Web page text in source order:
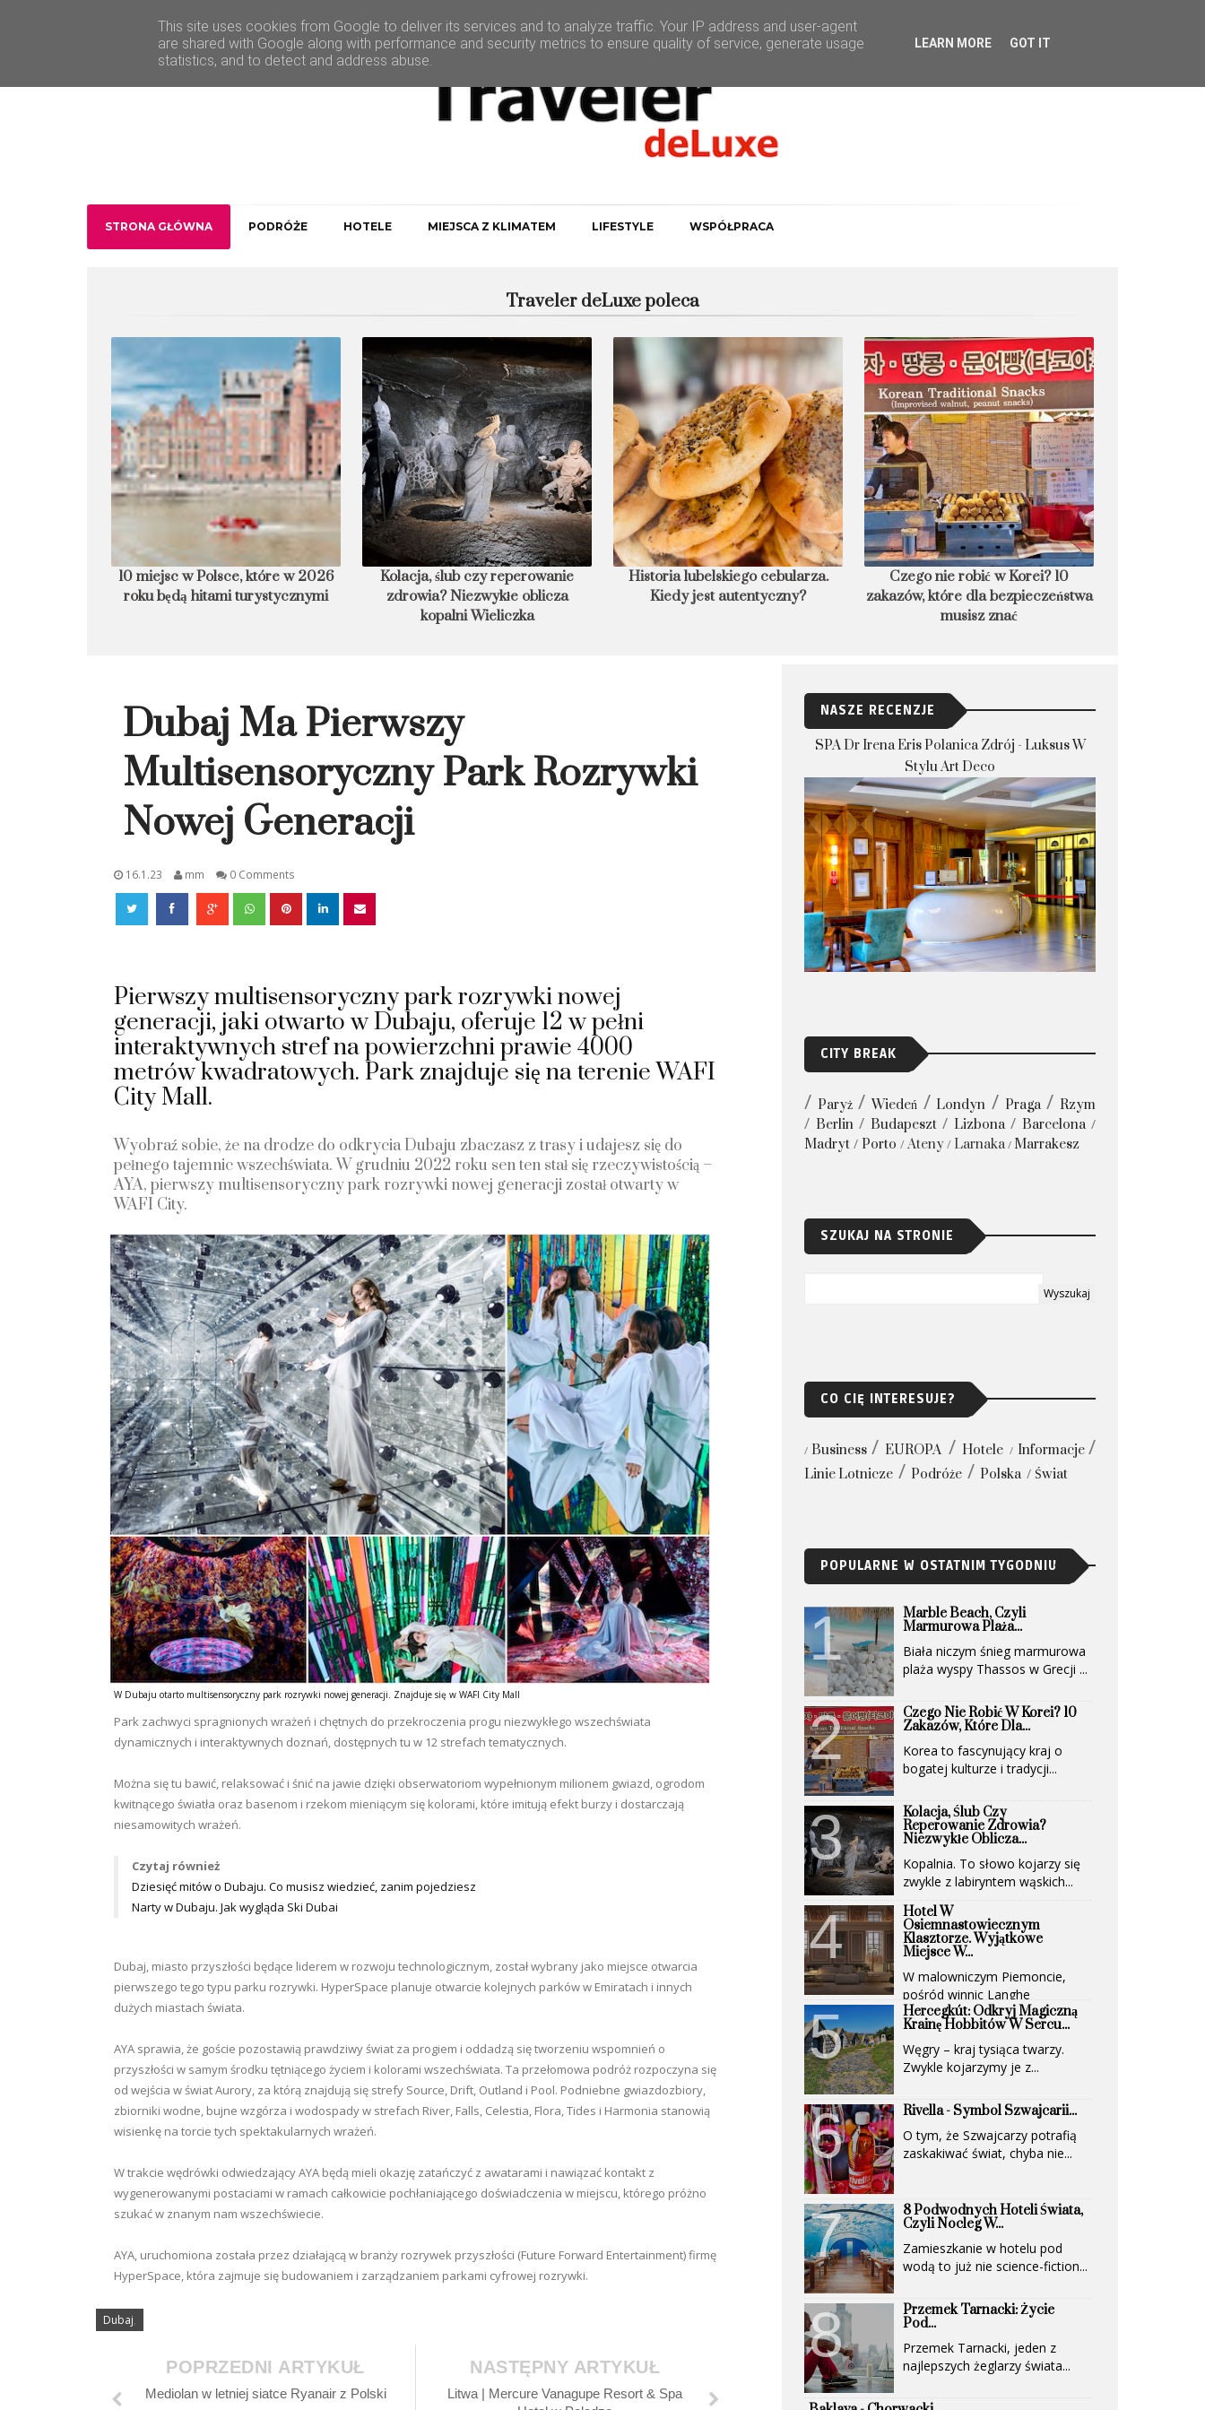
O Traveler deLuxe
STRONA GŁÓWNA PODRÓŻE HOTELE MIEJSCA Z KLIMATEM LIFESTYLE WSPÓŁPRACA
Traveler deLuxe poleca
10 miejsc w Polsce, które w 2026
roku będą hitami turystycznymi
Kolacja, ślub czy reperowanie
zdrowia? Niezwykłe oblicza
kopalni Wieliczka
Historia lubelskiego cebularza.
Kiedy jest autentyczny?
Czego nie robić w Korei? 10
zakazów, które dla bezpieczeństwa
musisz znać
Dubaj,
Dubaj Ma Pierwszy
Multisensoryczny Park Rozrywki
Nowej Generacji
16.1.23 mm 0 Comments
Pierwszy multisensoryczny park rozrywki nowej
generacji, jaki otwarto w Dubaju, oferuje 12 w pełni
interaktywnych stref na powierzchni prawie 4000
metrów kwadratowych. Park znajduje się na terenie WAFI
City Mall.
Wyobraź sobie, że na drodze do odkrycia Dubaju zbaczasz z trasy i udajesz się do
pełnego tajemnic wszechświata. W grudniu 2022 roku sen ten stał się rzeczywistością –
AYA, pierwszy multisensoryczny park rozrywki nowej generacji został otwarty w
WAFI City.
W Dubaju otarto multisensoryczny park rozrywki nowej generacji. Znajduje się w WAFI City Mall
Park zachwyci spragnionych wrażeń i chętnych do przekroczenia progu niezwykłego wszechświata
dynamicznych i interaktywnych doznań, dostępnych tu w 12 strefach tematycznych.
Można się tu bawić, relaksować i śnić na jawie dzięki obserwatoriom wypełnionym milionem gwiazd, ogrodom
kwitnącego światła oraz basenom i rzekom mieniącym się kolorami, które imitują efekt burzy i dostarczają
niesamowitych wrażeń.
Czytaj również
Dziesięć mitów o Dubaju. Co musisz wiedzieć, zanim pojedziesz
Narty w Dubaju. Jak wygląda Ski Dubai
Dubaj, miasto przyszłości będące liderem w rozwoju technologicznym, został wybrany jako miejsce otwarcia
pierwszego tego typu parku rozrywki. HyperSpace planuje otwarcie kolejnych parków w Emiratach i innych
dużych miastach świata.
AYA sprawia, że goście pozostawią prawdziwy świat za progiem i oddadzą się tworzeniu wspomnień o
przyszłości w samym środku tętniącego życiem i kolorami wszechświata. Ta przełomowa podróż rozpoczyna się
od wejścia w świat Aurory, za którą znajdują się strefy Source, Drift, Outland i Pool. Podniebne gwiazdozbiory,
zbiorniki wodne, bujne wzgórza i wodospady w strefach River, Falls, Celestia, Flora, Tides i Harmonia stanowią
wisienkę na torcie tych spektakularnych wrażeń.
W trakcie wędrówki odwiedzający AYA będą mieli okazję zatańczyć z awatarami i nawiązać kontakt z
wygenerowanymi postaciami w ramach całkowicie pochłaniającego doświadczenia w miejscu, którego próżno
szukać w znanym nam wszechświecie.
AYA, uruchomiona została przez działającą w branży rozrywek przyszłości (Future Forward Entertainment) firmę
HyperSpace, która zajmuje się budowaniem i zarządzaniem parkami cyfrowej rozrywki.
NASTĘPNY ARTYKUŁ
Litwa | Mercure Vanagupe Resort & Spa
POPRZEDNI ARTYKUŁ
Mediolan w letniej siatce Ryanair z Polski
NASZE RECENZJE
SPA Dr Irena Eris Polanica Zdrój - Luksus W
Stylu Art Deco
CITY BREAK
Paryż Wiedeń Londyn Praga
Rzym
Berlin
Budapeszt Lizbona
Barcelona
Madryt
Porto Ateny Larnaka Marrakesz
SZUKAJ NA STRONIE
CO CIĘ INTERESUJE?
Business EUROPA Hotele
Informacje
Linie Lotnicze
Podróże Polska Świat
POPULARNE W OSTATNIM TYGODNIU
Marble Beach, Czyli
Marmurowa Plaża...
Biała niczym śnieg marmurowa
plaża wyspy Thassos w Grecji ...
Czego Nie Robić W Korei? 10
Zakazów, Które Dla...
Korea to fascynujący kraj o
bogatej kulturze i tradycji...
Kolacja, Ślub Czy
Reperowanie Zdrowia?
Niezwykłe Oblicza...
Kopalnia. To słowo kojarzy się
zwykle z labiryntem wąskich...
Hotel W
Osiemnastowiecznym
Klasztorze. Wyjątkowe
Miejsce W...
W malowniczym Piemoncie,
pośród winnic Langhe
(UNESCO)...
Hercegkút: Odkryj Magiczną
Krainę Hobbitów W Sercu...
Węgry – kraj tysiąca twarzy.
Zwykle kojarzymy je z...
Rivella - Symbol Szwajcarii...
O tym, że Szwajcarzy potrafią
zaskakiwać świat, chyba nie...
8 Podwodnych Hoteli Świata,
Czyli Nocleg W...
Zamieszkanie w hotelu pod
wodą to już nie science-fiction...
Przemek Tarnacki: Życie
Pod...
Przemek Tarnacki, jeden z
najlepszych żeglarzy świata...
This site uses cookies from Google to deliver its services and to analyze traffic. Your IP address and user-agent
are shared with Google along with performance and security metrics to ensure quality of service, generate usage
statistics, and to detect and address abuse.
LEARN MORE GOT IT